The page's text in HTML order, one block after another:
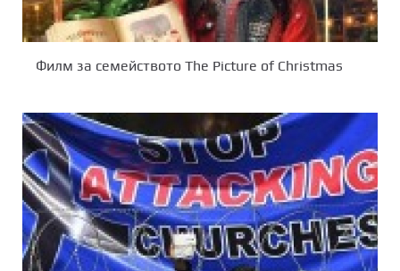
Филм за семейството The Picture of Christmas